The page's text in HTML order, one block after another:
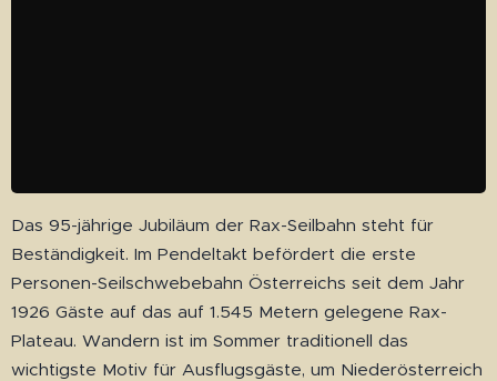
Das 95-jährige Jubiläum der Rax-Seilbahn steht für
Beständigkeit. Im Pendeltakt befördert die erste
Personen-Seilschwebebahn Österreichs seit dem Jahr
1926 Gäste auf das auf 1.545 Metern gelegene Rax-
Plateau. Wandern ist im Sommer traditionell das
wichtigste Motiv für Ausflugsgäste, um Niederösterreich